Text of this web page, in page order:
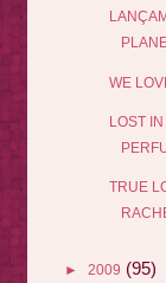
WE
LOST
TRUE
► 2009 (95)